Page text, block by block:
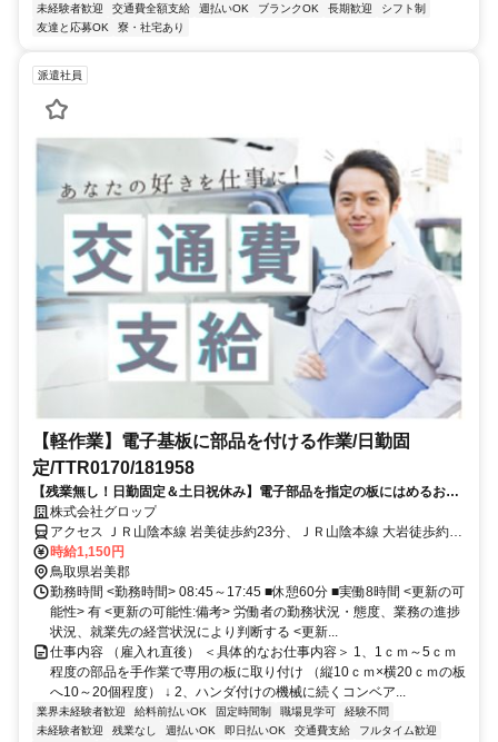
未経験者歓迎
交通費全額支給 週払いOK ブランクOK 長期歓迎
シフト制
友達と応募OK
寮・社宅あり
派遣社員
【軽作業】電子基板に部品を付ける作業/日勤固
定/TTR0170/181958
【残業無し！日勤固定＆土日祝休み】電子部品を指定の板にはめるお仕
事です！手先の器用さを活かせます！
株式会社グロップ
アクセス ＪＲ山陰本線 岩美徒歩約23分、ＪＲ山陰本線 大岩徒歩約39
分、ＪＲ山陰本線 東浜徒歩約60分 【JR岩美駅】より車で1分
時給1,150円
鳥取県岩美郡
勤務時間 <勤務時間> 08:45～17:45 ■休憩60分 ■実働8時間 <更新の可
能性> 有 <更新の可能性:備考> 労働者の勤務状況・態度、業務の進捗
状況、就業先の経営状況により判断する <更新...
仕事内容 （雇入れ直後） ＜具体的なお仕事内容＞ 1、1ｃｍ～5ｃｍ
程度の部品を手作業で専用の板に取り付け （縦10ｃｍ×横20ｃｍの板
へ10～20個程度） ↓ 2、ハンダ付けの機械に続くコンベア...
業界未経験者歓迎 給料前払いOK 固定時間制 職場見学可
経験不問
未経験者歓迎
残業なし 週払いOK 即日払いOK 交通費支給
フルタイム歓迎